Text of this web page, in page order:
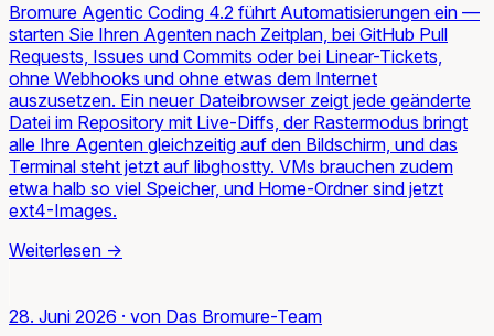
Bromure Agentic Coding 4.2 führt Automatisierungen ein —
starten Sie Ihren Agenten nach Zeitplan, bei GitHub Pull
Requests, Issues und Commits oder bei Linear-Tickets,
ohne Webhooks und ohne etwas dem Internet
auszusetzen. Ein neuer Dateibrowser zeigt jede geänderte
Datei im Repository mit Live-Diffs, der Rastermodus bringt
alle Ihre Agenten gleichzeitig auf den Bildschirm, und das
Terminal steht jetzt auf libghostty. VMs brauchen zudem
etwa halb so viel Speicher, und Home-Ordner sind jetzt
ext4-Images.
Weiterlesen →
28. Juni 2026 · von Das Bromure-Team